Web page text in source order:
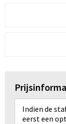
Indien de
eerst een